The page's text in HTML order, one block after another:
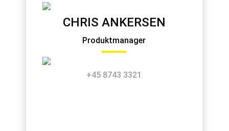
CHRIS ANKERSEN
Produktmanager
+45 8743 3321